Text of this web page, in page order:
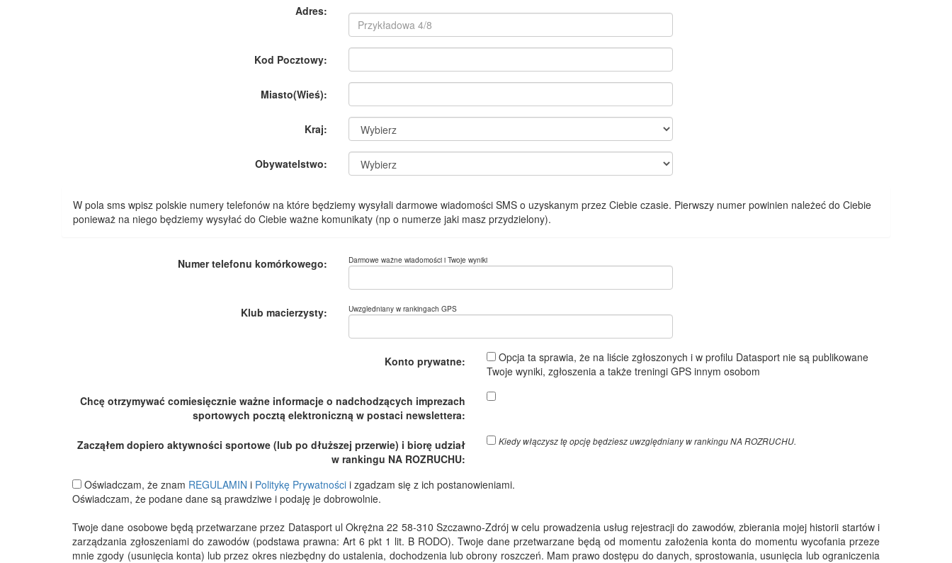
Adres:
Kod Pocztowy:
Miasto(Wieś):
Kraj:
Obywatelstwo:
W pola sms wpisz polskie numery telefonów na które będziemy wysyłali darmowe wiadomości SMS o uzyskanym przez Ciebie czasie. Pierwszy numer powinien należeć do Ciebie
ponieważ na niego będziemy wysyłać do Ciebie ważne komunikaty (np o numerze jaki masz przydzielony).
Numer telefonu komórkowego: Darmowe ważne wiadomości i Twoje wyniki
Klub macierzysty: Uwzgledniany w rankingach GPS
Konto prywatne:
Opcja ta sprawia, że na liście zgłoszonych i w profilu Datasport nie są publikowane
Twoje wyniki, zgłoszenia a także treningi GPS innym osobom
Chcę otrzymywać comiesięcznie ważne informacje o nadchodzących imprezach
sportowych pocztą elektroniczną w postaci newslettera:
Zacząłem dopiero aktywności sportowe (lub po dłuższej przerwie) i biorę udział
w rankingu NA ROZRUCHU:
Kiedy włączysz tę opcję będziesz uwzględniany w rankingu NA ROZRUCHU.
Oświadczam, że znam REGULAMIN i Politykę Prywatności i zgadzam się z ich postanowieniami.
Oświadczam, że podane dane są prawdziwe i podaję je dobrowolnie.
Twoje dane osobowe będą przetwarzane przez Datasport ul Okrężna 22 58-310 Szczawno-Zdrój w celu prowadzenia usług rejestracji do zawodów, zbierania mojej historii startów i
zarządzania zgłoszeniami do zawodów (podstawa prawna: Art 6 pkt 1 lit. B RODO). Twoje dane przetwarzane będą od momentu założenia konta do momentu wycofania przeze
mnie zgody (usunięcia konta) lub przez okres niezbędny do ustalenia, dochodzenia lub obrony roszczeń. Mam prawo dostępu do danych, sprostowania, usunięcia lub ograniczenia